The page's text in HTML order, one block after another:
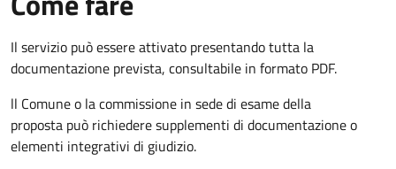
Il servizio può essere attivato presentando tutta la
documentazione prevista, consultabile in formato PDF.
ll Comune o la commissione in sede di esame della
proposta può richiedere supplementi di documentazione o
elementi integrativi di giudizio.